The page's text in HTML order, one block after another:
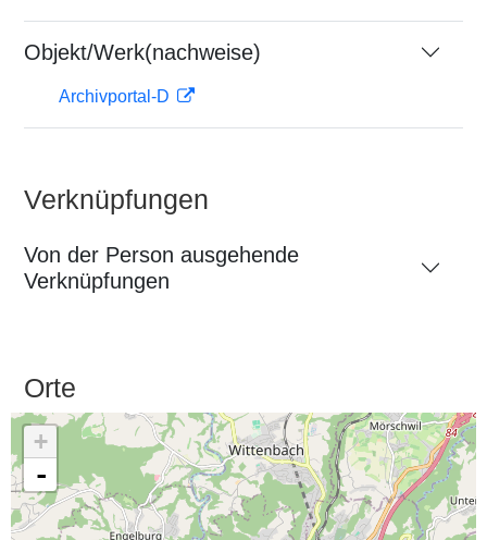
Objekt/Werk(nachweise)
Archivportal-D
Verknüpfungen
Von der Person ausgehende
Verknüpfungen
Orte
+
-